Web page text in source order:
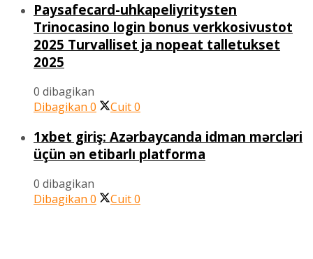
Paysafecard-uhkapeliyritysten
Trinocasino login bonus verkkosivustot
2025 Turvalliset ja nopeat talletukset
2025
0 dibagikan
Dibagikan 0 Cuit0
1xbet giriş: Azərbaycanda idman mərcləri
üçün ən etibarlı platforma
0 dibagikan
Dibagikan 0 Cuit0